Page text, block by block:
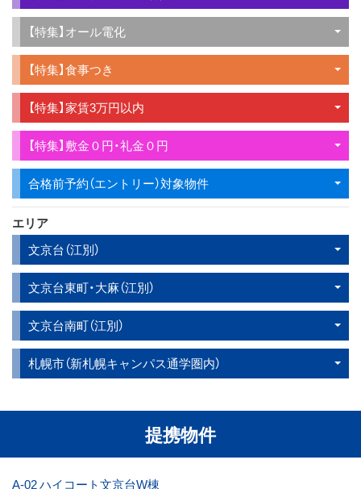
【特集】オール電化
【特集】食事つき
【特集】家賃3万円以内
【特集】敷金０円・礼金０円
合格前予約（エントリー）対象物件
エリア
文京台（江別）
文京台東町・大麻（江別）
文京台南町（江別）
札幌市（新札幌キャンパス通学圏内）
提携物件
A-02 ハイコート文京台W棟